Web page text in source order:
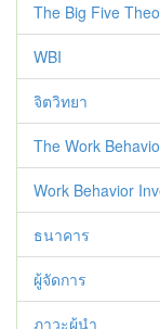
The Big Five
WBI
จิตวิทยา
The Work
Work Behavior
ธนาคาร
ผู้จัดการ
ภาวะผู้นำ